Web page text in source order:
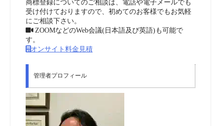
商標登録についてのご相談は、電話や電子メールでも
受け付けておりますので、初めてのお客様でもお気軽
にご相談下さい。
ZOOMなどのWeb会議(日本語及び英語)も可能で
す。
オンサイト料金見積
管理者プロフィール